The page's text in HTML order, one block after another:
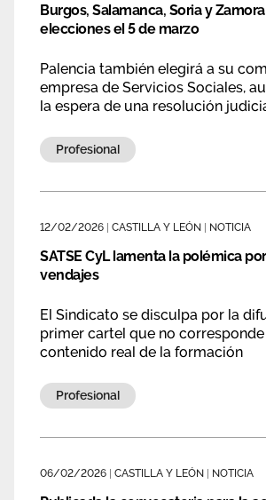
Transparencia
Servicios
Ventajas
Temas
Noticias
Sala de prensa
Empleo
Documentos
Publicaciones
Vídeos
Contáctanos
Burgos, Salamanca, Soria y
elecciones el 5 de marzo
Palencia también elegirá a su
empresa de Servicios Sociales,
la espera de una resolución
Profesional
12/02/2026 CASTILLA Y LEÓN NOTICIA
SATSE CyL lamenta la polémica
vendajes
El Sindicato se disculpa por la
primer cartel que no
contenido real de la formación
Profesional
06/02/2026 CASTILLA Y LEÓN NOTICIA